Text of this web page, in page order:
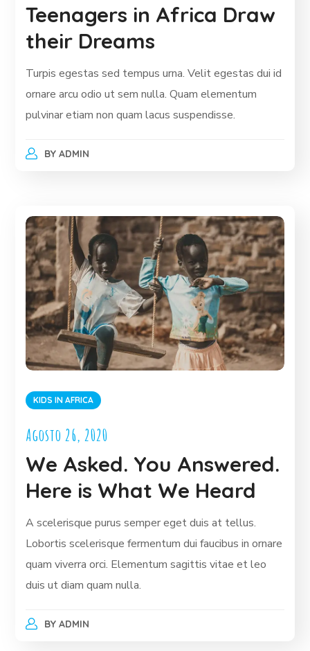
Teenagers in Africa Draw
their Dreams
Turpis egestas sed tempus urna. Velit egestas dui id
ornare arcu odio ut sem nulla. Quam elementum
pulvinar etiam non quam lacus suspendisse.
BY ADMIN
KIDS IN AFRICA
Agosto 26, 2020
We Asked. You Answered.
Here is What We Heard
A scelerisque purus semper eget duis at tellus.
Lobortis scelerisque fermentum dui faucibus in ornare
quam viverra orci. Elementum sagittis vitae et leo
duis ut diam quam nulla.
BY ADMIN